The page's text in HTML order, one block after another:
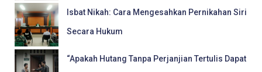
Isbat Nikah: Cara Mengesahkan Pernikahan Siri
Secara Hukum
“Apakah Hutang Tanpa Perjanjian Tertulis Dapat